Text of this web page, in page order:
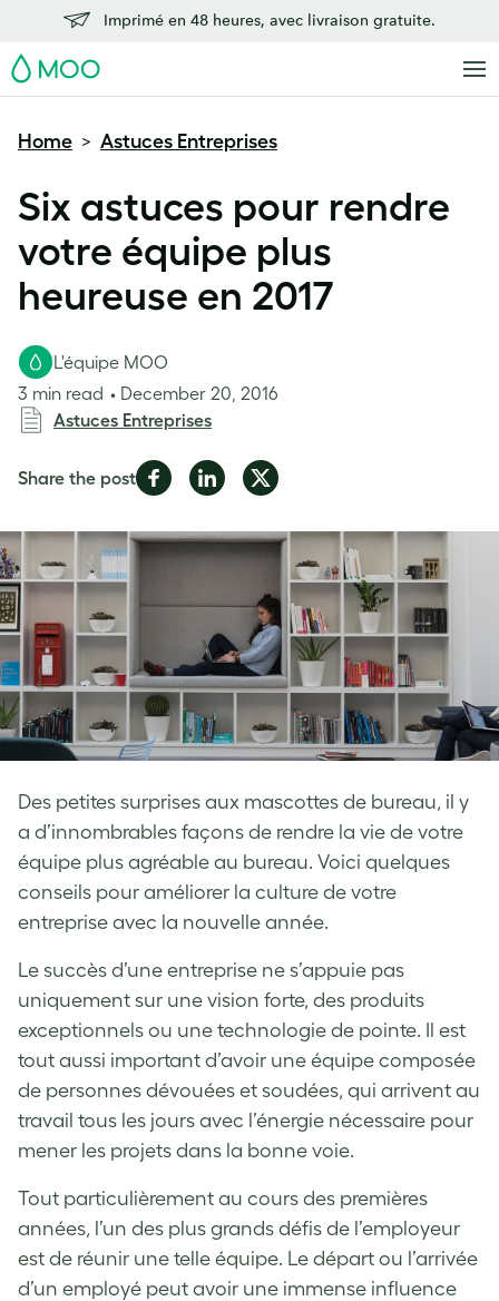
Imprimé en 48 heures, avec livraison gratuite.
MOO
Home > Astuces Entreprises
Six astuces pour rendre
votre équipe plus
heureuse en 2017
L'équipe MOO
3 min read
December 20, 2016
Astuces Entreprises
Share the postShare
Facebook
Share
LinkedIn
Share
Twitter
Des petites surprises aux mascottes de bureau, il y
a d’innombrables façons de rendre la vie de votre
équipe plus agréable au bureau. Voici quelques
conseils pour améliorer la culture de votre
entreprise avec la nouvelle année.
Le succès d’une entreprise ne s’appuie pas
uniquement sur une vision forte, des produits
exceptionnels ou une technologie de pointe. Il est
tout aussi important d’avoir une équipe composée
de personnes dévouées et soudées, qui arrivent au
travail tous les jours avec l’énergie nécessaire pour
mener les projets dans la bonne voie.
Tout particulièrement au cours des premières
années, l’un des plus grands défis de l’employeur
est de réunir une telle équipe. Le départ ou l’arrivée
d’un employé peut avoir une immense influence